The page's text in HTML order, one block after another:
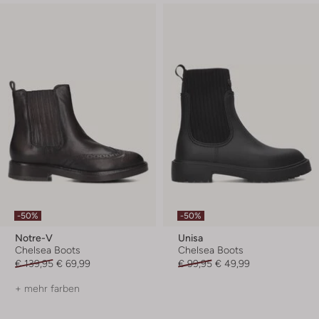
-50%
Notre-V
Chelsea Boots
€ 139,95 € 69,99
+ mehr farben
-50%
Unisa
Chelsea Boots
€ 99,95 € 49,99